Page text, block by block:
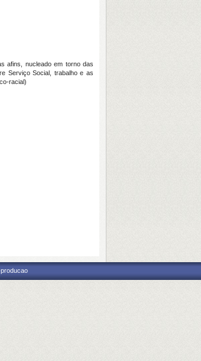
afins, nucleado em torno das
Serviço Social, trabalho e as
racial)